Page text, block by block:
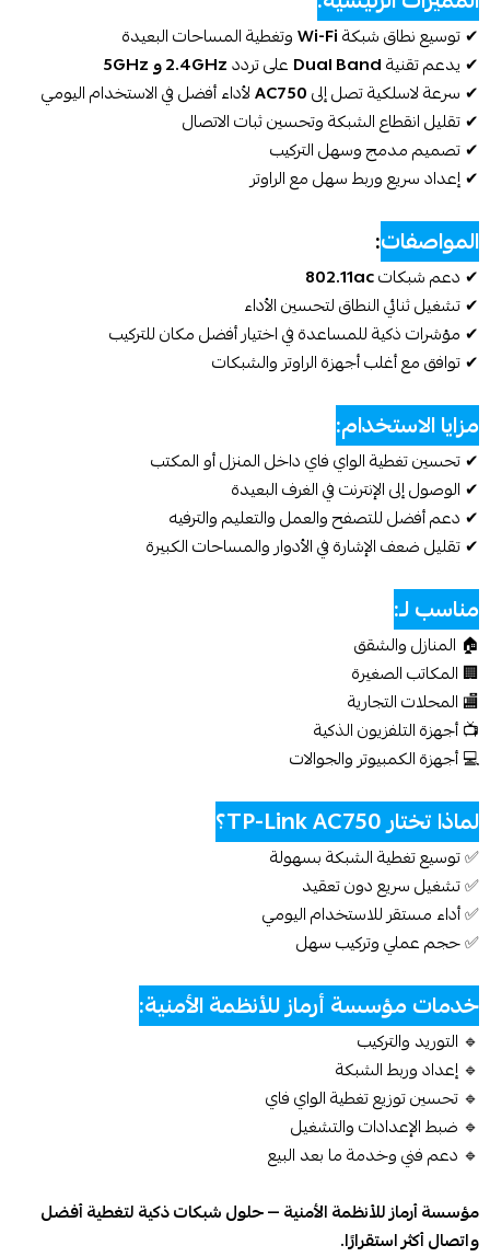
✔ توسيع نطاق شبكةWi-Fiوتغطية المساحات البعيدة
✔ يدعم تقنيةDual Band على تردد2.4GHz و 5GHz
✔ سرعة لاسلكية تصل إلىAC750لأداء أفضل في الاستخدام اليومي
✔ تقليل انقطاع الشبكة وتحسين ثبات الاتصال
✔ تصميم مدمج وسهل التركيب
✔ إعداد سريع وربط سهل مع الراوتر
المواصفات:
✔ دعم شبكات802.11ac
✔ تشغيل ثنائي النطاق لتحسين الأداء
✔ مؤشرات ذكية للمساعدة في اختيار أفضل مكان للتركيب
✔ توافق مع أغلب أجهزة الراوتر والشبكات
مزايا الاستخدام:
✔ تحسين تغطية الواي فاي داخل المنزل أو المكتب
✔ الوصول إلى الإنترنت في الغرف البعيدة
✔ دعم أفضل للتصفح والعمل والتعليم والترفيه
✔ تقليل ضعف الإشارة في الأدوار والمساحات الكبيرة
مناسب لـ:
🏠 المنازل والشقق
🏢 المكاتب الصغيرة
🏬 المحلات التجارية
📺 أجهزة التلفزيون الذكية
💻 أجهزة الكمبيوتر والجوالات
لماذا تختار TP-Link AC750؟
✅ توسيع تغطية الشبكة بسهولة
✅ تشغيل سريع دون تعقيد
✅ أداء مستقر للاستخدام اليومي
✅ حجم عملي وتركيب سهل
خدمات مؤسسة أرماز للأنظمة الأمنية:
🔹 التوريد والتركيب
🔹 إعداد وربط الشبكة
🔹 تحسين توزيع تغطية الواي فاي
🔹 ضبط الإعدادات والتشغيل
🔹 دعم فني وخدمة ما بعد البيع
مؤسسة أرماز للأنظمة الأمنية — حلول شبكات ذكية لتغطية أفضل
واتصال أكثر استقرارًا.